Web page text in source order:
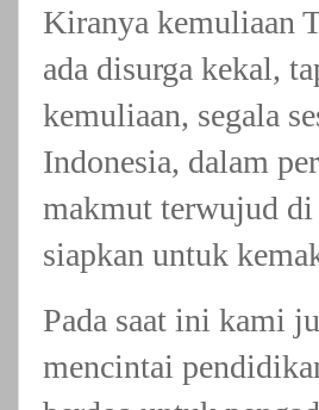
Kiranya kemuliaan
ada disurga kekal,
kemuliaan, segala
Indonesia, dalam
makmut terwujud di
siapkan untuk
Pada saat ini kami
mencintai